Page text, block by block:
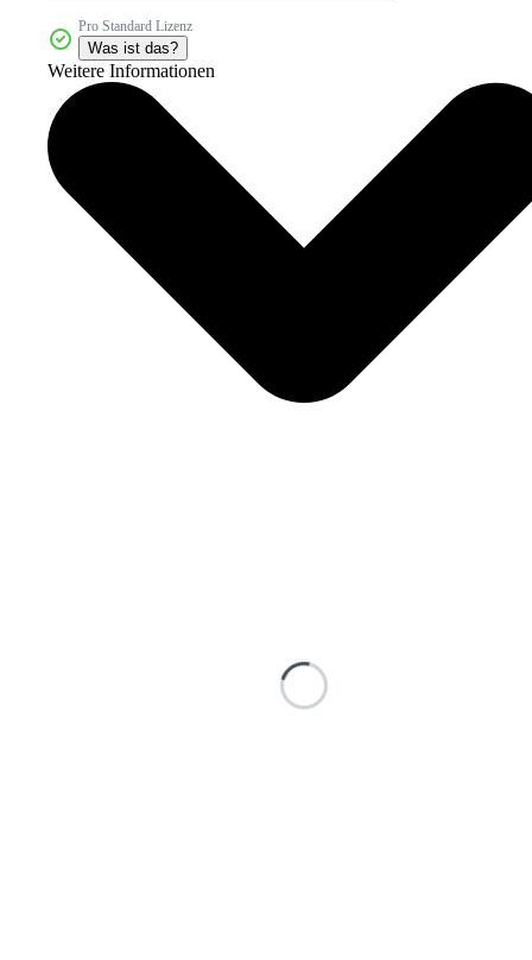
Pro Standard Lizenz
Was ist das?
Weitere Informationen